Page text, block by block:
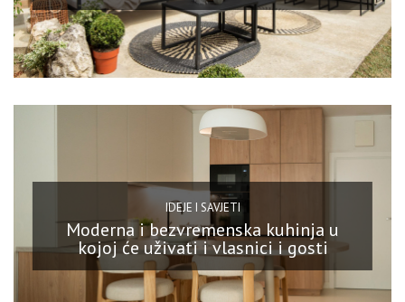
IDEJE I SAVJETI
Moderna i bezvremenska kuhinja u
kojoj će uživati i vlasnici i gosti